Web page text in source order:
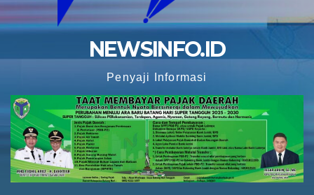
NEWSINFO.ID
Penyaji Informasi